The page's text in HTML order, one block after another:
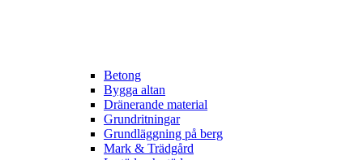
Betong
Bygga altan
Dränerande material
Grundritningar
Grundläggning på berg
Mark & Trädgård